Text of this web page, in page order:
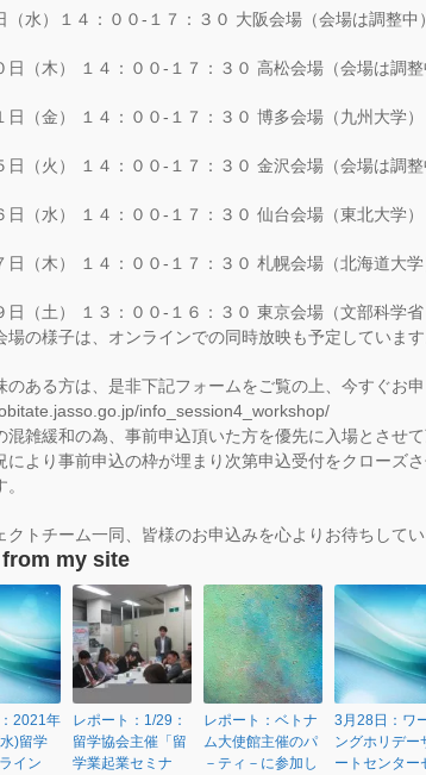
（水）１４：００-１７：３０ 大阪会場（会場は調整中）
日（木） １４：００-１７：３０ 高松会場（会場は調整
日（金） １４：００-１７：３０ 博多会場（九州大学）
日（火） １４：００-１７：３０ 金沢会場（会場は調整
日（水） １４：００-１７：３０ 仙台会場（東北大学）
日（木） １４：００-１７：３０ 札幌会場（北海道大学
日（土） １３：００-１６：３０ 東京会場（文部科学省
の様子は、オンラインでの同時放映も予定しています
のある方は、是非下記フォームをご覧の上、今すぐお申
info_session4_workshop/
雑緩和の為、事前申込頂いた方を優先に入場とさせて
により事前申込の枠が埋まり次第申込受付をクローズ
クトチーム一同、皆様のお申込みを心よりお待ちしてい
my site
2021年
)留学
イン
レポート：1/29：
留学協会主催「留
学業起業セミナ
レポート：ベトナ
ム大使館主催のパ
－ティ－に参加し
3月28日：ワ
ングホリデー
ートセンター